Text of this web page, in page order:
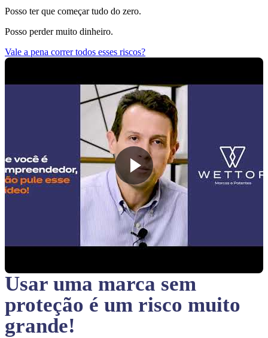
Posso ter que começar tudo do zero.
Posso perder muito dinheiro.
Vale a pena correr todos esses riscos?
Usar uma marca sem
proteção é um risco muito
grande!